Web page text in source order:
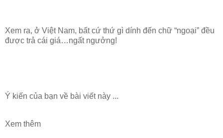
Xem ra, ở Việt Nam, bất cứ thứ gì dính đến chữ “ngoại” đều
được trả cái giá…ngất ngưởng!
Ý kiến của bạn về bài viết này ...
Xem thêm